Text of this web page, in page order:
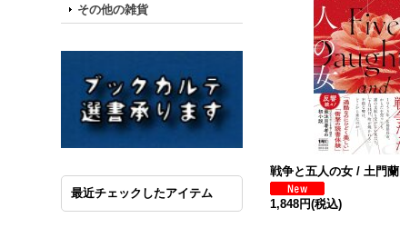
その他の雑貨
最近チェックしたアイテム
戦争と五人の女 / 土門蘭
1,848円(税込)